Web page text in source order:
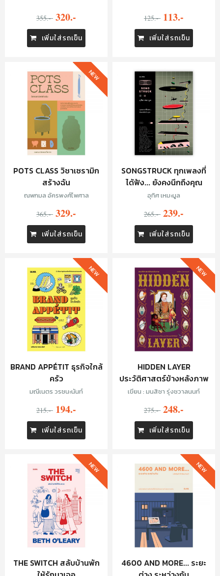
355.- 320.-
เพิ่มใส่รถเข็น
125.- 113.-
เพิ่มใส่รถเข็น
POTS CLASS วิชาเซรามิก
สร้างฉัน
ณพกมล อัครพงศ์ไพศาล
365.- 329.-
เพิ่มใส่รถเข็น
NEW
SONGSTRUCK ทุกเพลงที่
ได้ฟัง... ยังคงนึกถึงคุณ
อุทิศ เหมะมูล
265.- 239.-
เพิ่มใส่รถเข็น
BRAND APPÉTIT ธุรกิจใกล้
ครัว
มณีเนตร วรชนะนันท์
215.- 194.-
เพิ่มใส่รถเข็น
NEW
HIDDEN LAYER
ประวัติศาสตร์ข้างหลังภาพ
เขียน : มนสิชา รุ่งชวาลนนท์
275.- 248.-
เพิ่มใส่รถเข็น
NEW
THE SWITCH สลับบ้านพัก
NEW
4600 AND MORE... ระยะ
NEW